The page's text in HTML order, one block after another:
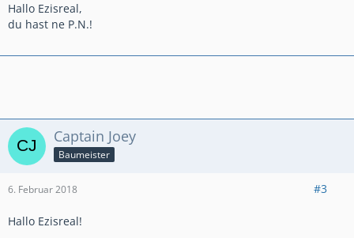
Hallo Ezisreal,
du hast ne P.N.!
Captain Joey
Baumeister
6. Februar 2018 #3
Hallo Ezisreal!